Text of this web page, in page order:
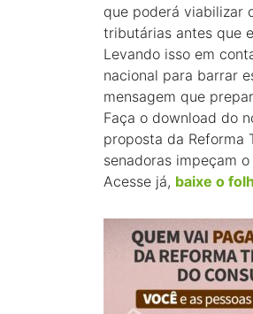
que poderá viabilizar
tributárias antes que
Levando isso em
nacional para barrar
mensagem que
Faça o download do
proposta da Reforma
senadoras impeçam
Acesse já, baixe o